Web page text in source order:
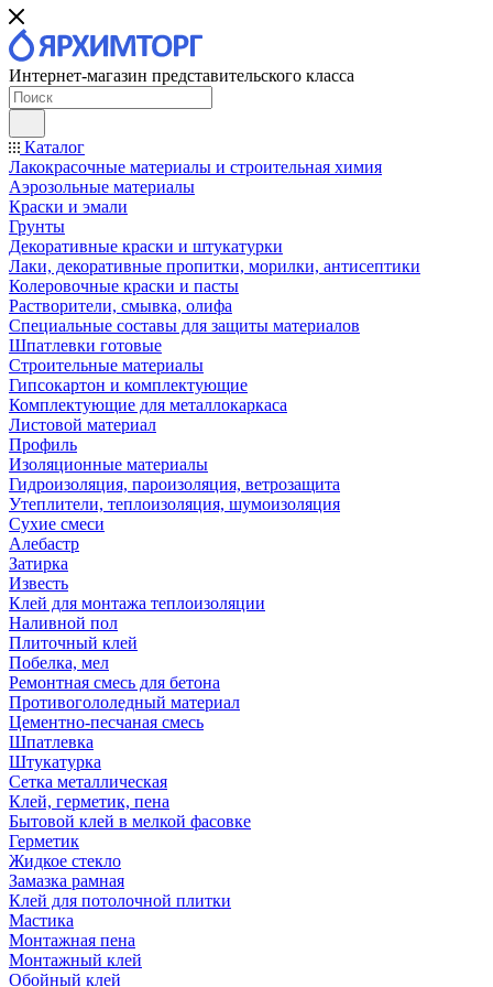
Интернет-магазин представительского класса
Каталог
Лакокрасочные материалы и строительная химия
Аэрозольные материалы
Краски и эмали
Грунты
Декоративные краски и штукатурки
Лаки, декоративные пропитки, морилки, антисептики
Колеровочные краски и пасты
Растворители, смывка, олифа
Специальные составы для защиты материалов
Шпатлевки готовые
Строительные материалы
Гипсокартон и комплектующие
Комплектующие для металлокаркаса
Листовой материал
Профиль
Изоляционные материалы
Гидроизоляция, пароизоляция, ветрозащита
Утеплители, теплоизоляция, шумоизоляция
Сухие смеси
Алебастр
Затирка
Известь
Клей для монтажа теплоизоляции
Наливной пол
Плиточный клей
Побелка, мел
Ремонтная смесь для бетона
Противогололедный материал
Цементно-песчаная смесь
Шпатлевка
Штукатурка
Сетка металлическая
Клей, герметик, пена
Бытовой клей в мелкой фасовке
Герметик
Жидкое стекло
Замазка рамная
Клей для потолочной плитки
Мастика
Монтажная пена
Монтажный клей
Обойный клей